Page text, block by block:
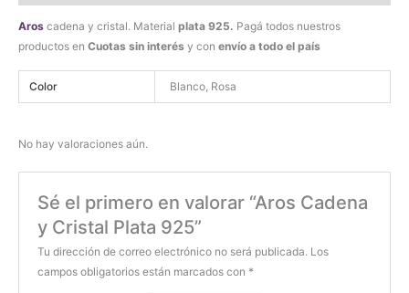
Aros cadena y cristal. Material plata 925. Pagá todos nuestros
productos en Cuotas sin interés y con envío a todo el país
Color Blanco, Rosa
No hay valoraciones aún.
Sé el primero en valorar “Aros Cadena
y Cristal Plata 925”
Tu dirección de correo electrónico no será publicada. Los
campos obligatorios están marcados con *